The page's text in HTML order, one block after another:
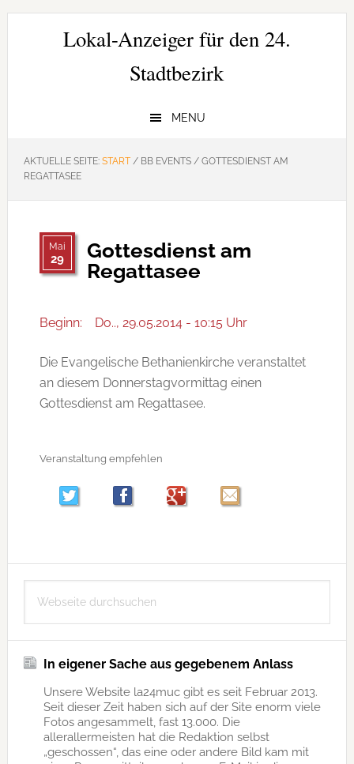
Zur
Hauptnavigation
Zum
Zur
SeitenspalteLokal-Anzeiger für den 24.
Stadtbezirk
MENU
AKTUELLE SEITE: START /BB EVENTS /GOTTESDIENST AM
REGATTASEE
Mai
29
Gottesdienst am
Regattasee
Beginn: Do.., 29.05.2014 - 10:15 Uhr
Die Evangelische Bethanienkirche veranstaltet
an diesem Donnerstagvormittag einen
Gottesdienst am Regattasee.
Veranstaltung empfehlen
Seitenspalte
durchsuchen
In eigener Sache aus gegebenem Anlass
Unsere Website la24muc gibt es seit Februar 2013.
Seit dieser Zeit haben sich auf der Site enorm viele
Fotos angesammelt, fast 13.000. Die
allerallermeisten hat die Redaktion selbst
„geschossen“, das eine oder andere Bild kam mit